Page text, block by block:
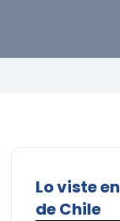
Lo viste
de Chile